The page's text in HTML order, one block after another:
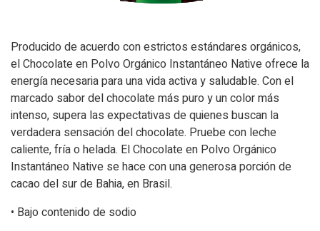
Producido de acuerdo con estrictos estándares orgánicos,
el Chocolate en Polvo Orgánico Instantáneo Native ofrece la
energía necesaria para una vida activa y saludable. Con el
marcado sabor del chocolate más puro y un color más
intenso, supera las expectativas de quienes buscan la
verdadera sensación del chocolate. Pruebe con leche
caliente, fría o helada. El Chocolate en Polvo Orgánico
Instantáneo Native se hace con una generosa porción de
cacao del sur de Bahia, en Brasil.
• Bajo contenido de sodio